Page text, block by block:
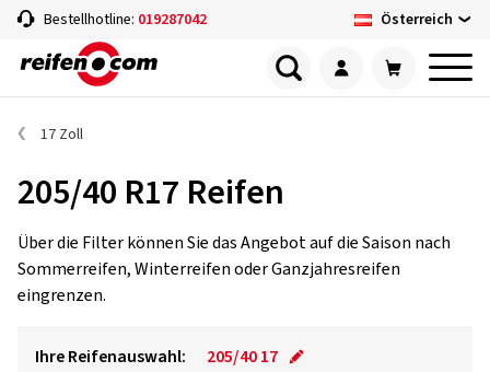
Bestellhotline: 019287042 Österreich
17 Zoll
205/40 R17 Reifen
Über die Filter können Sie das Angebot auf die Saison nach
Sommerreifen, Winterreifen oder Ganzjahresreifen
eingrenzen.
Ihre Reifenauswahl: 205/40 17